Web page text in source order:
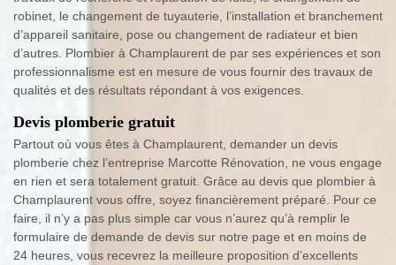
robinet, le changement de tuyauterie, l’installation et branchement
d’appareil sanitaire, pose ou changement de radiateur et bien
d’autres. Plombier à Champlaurent de par ses expériences et son
professionnalisme est en mesure de vous fournir des travaux de
qualités et des résultats répondant à vos exigences.
Devis plomberie gratuit
Partout où vous êtes à Champlaurent, demander un devis
plomberie chez l’entreprise Marcotte Rénovation, ne vous engage
en rien et sera totalement gratuit. Grâce au devis que plombier à
Champlaurent vous offre, soyez financièrement préparé. Pour ce
faire, il n’y a pas plus simple car vous n’aurez qu’à remplir le
formulaire de demande de devis sur notre page et en moins de
24 heures, vous recevrez la meilleure proposition d’excellents